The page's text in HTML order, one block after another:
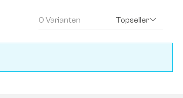
0 Varianten Topseller